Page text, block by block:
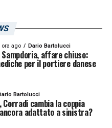
lavorare, sapendo
margini economici
per convincere
La concorrenza
ma il fatto che i
che la
e che
ora ago Dario Bartolucci
affare chiuso:
per il portiere danese
Bartolucci
Corradi cambia la coppia
adattato a sinistra?